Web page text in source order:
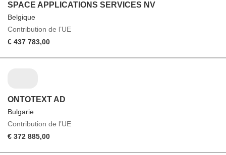
SPACE APPLICATIONS SERVICES NV
Belgique
Contribution de l’UE
€ 437 783,00
ONTOTEXT AD
Bulgarie
Contribution de l’UE
€ 372 885,00